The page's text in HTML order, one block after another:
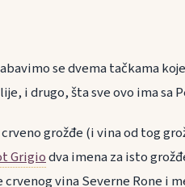
se dvema tačkama
i drugo, šta sve ovo ima sa
grožđe (i vina od tog
Grigiodva imena za isto
vina Severne Rone i